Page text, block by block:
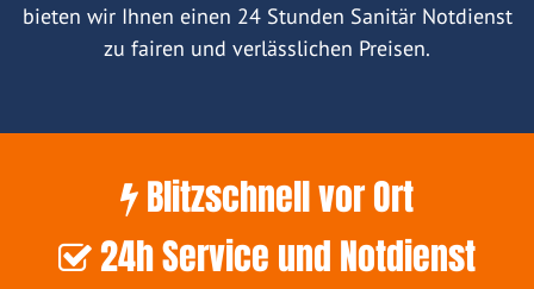
bieten wir Ihnen einen 24 Stunden Sanitär Notdienst
zu fairen und verlässlichen Preisen.
Blitzschnell vor Ort
24h Service und Notdienst